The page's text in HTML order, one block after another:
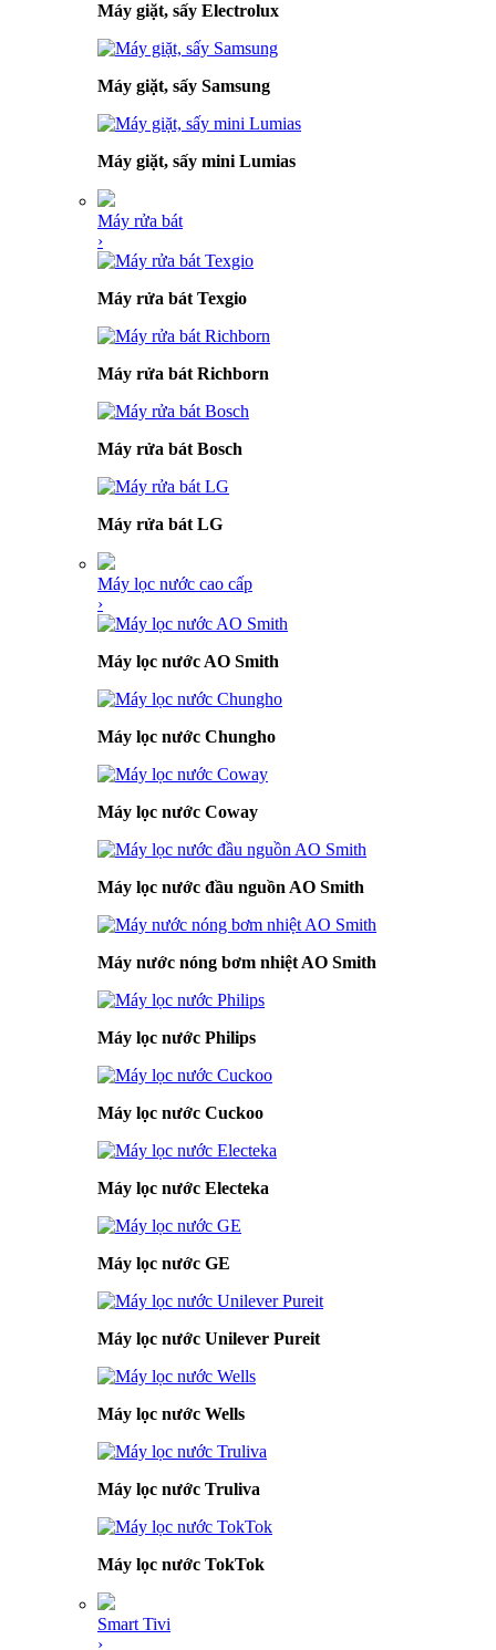
Máy giặt, sấy Electrolux
Máy giặt, sấy Samsung
Máy giặt, sấy mini Lumias
Máy rửa bát
›
Máy rửa bát Texgio
Máy rửa bát Richborn
Máy rửa bát Bosch
Máy rửa bát LG
Máy lọc nước cao cấp
›
Máy lọc nước AO Smith
Máy lọc nước Chungho
Máy lọc nước Coway
Máy lọc nước đầu nguồn AO Smith
Máy nước nóng bơm nhiệt AO Smith
Máy lọc nước Philips
Máy lọc nước Cuckoo
Máy lọc nước Electeka
Máy lọc nước GE
Máy lọc nước Unilever Pureit
Máy lọc nước Wells
Máy lọc nước Truliva
Máy lọc nước TokTok
Smart Tivi
›